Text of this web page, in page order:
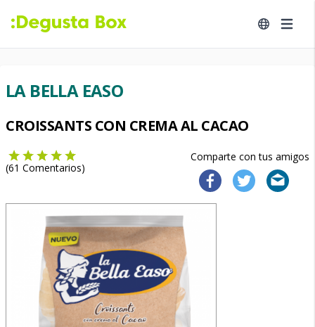
LA BELLA EASO
CROISSANTS CON CREMA AL CACAO
Comparte con tus amigos
(61 Comentarios)